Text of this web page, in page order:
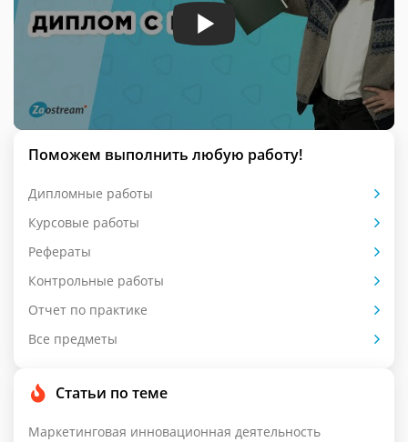
Поможем выполнить любую работу!
Дипломные работы
Курсовые работы
Рефераты
Контрольные работы
Отчет по практике
Все предметы
Статьи по теме
Маркетинговая инновационная деятельность